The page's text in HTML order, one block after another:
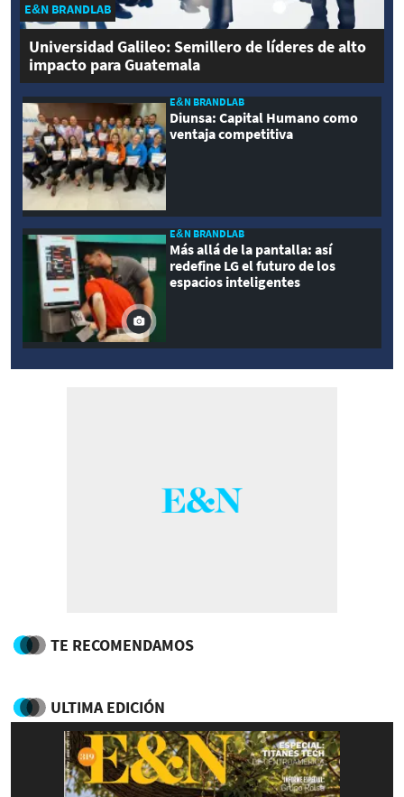
E&N BRANDLAB
Universidad Galileo: Semillero de líderes de alto
impacto para Guatemala
E&N BRANDLAB
Diunsa: Capital Humano como
ventaja competitiva
E&N BRANDLAB
Más allá de la pantalla: así
redefine LG el futuro de los
espacios inteligentes
TE RECOMENDAMOS
ULTIMA EDICIÓN